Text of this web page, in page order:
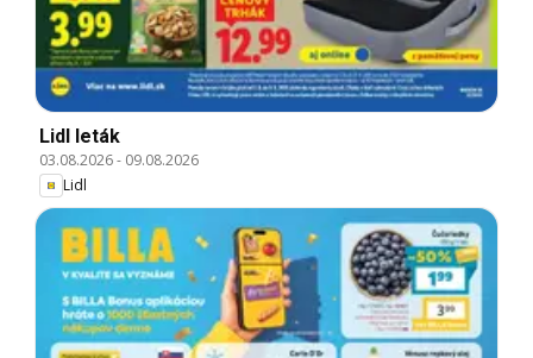
Lidl leták
03.08.2026- 09.08.2026
Lidl